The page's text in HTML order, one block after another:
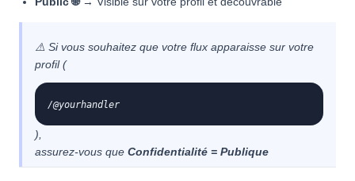
⚠️ Si vous souhaitez que votre flux apparaisse sur votre
profil (
/@yourhandler
),
assurez-vous que Confidentialité = Publique